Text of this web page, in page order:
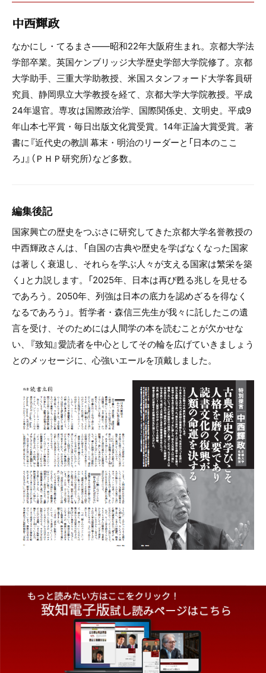
中西輝政
なかにし・てるまさ――昭和22年大阪府生まれ。京都大学法
学部卒業。英国ケンブリッジ大学歴史学部大学院修了。京都
大学助手、三重大学助教授、米国スタンフォード大学客員研
究員、静岡県立大学教授を経て、京都大学大学院教授。平成
24年退官。専攻は国際政治学、国際関係史、文明史。平成9
年山本七平賞・毎日出版文化賞受賞。14年正論大賞受賞。著
書に『近代史の教訓 幕末・明治のリーダーと「日本のここ
ろ」』（ＰＨＰ研究所）など多数。
編集後記
国家興亡の歴史をつぶさに研究してきた京都大学名誉教授の
中西輝政さんは、「自国の古典や歴史を学ばなくなった国家
は著しく衰退し、それらを学ぶ人々が支える国家は繁栄を築
く」と力説します。「2025年、日本は再び甦る兆しを見せる
であろう。2050年、列強は日本の底力を認めざるを得なく
なるであろう」。哲学者・森信三先生が我々に託したこの遺
言を受け、そのためには人間学の本を読むことが欠かせな
い、『致知』愛読者を中心としてその輪を広げていきましょう
とのメッセージに、心強いエールを頂戴しました。